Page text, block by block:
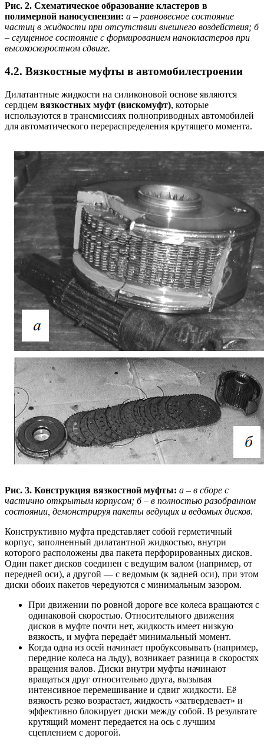
Рис. 2. Схематическое образование кластеров в
полимерной наносуспензии: а – равновесное состояние
частиц в жидкости при отсутствии внешнего воздействия; б
– сгущенное состояние с формированием нанокластеров при
высокоскоростном сдвиге.
4.2. Вязкостные муфты в автомобилестроении
Дилатантные жидкости на силиконовой основе являются
сердцем вязкостных муфт (вискомуфт), которые
используются в трансмиссиях полноприводных автомобилей
для автоматического перераспределения крутящего момента.
Рис. 3. Конструкция вязкостной муфты: а – в сборе с
частично открытым корпусом; б – в полностью разобранном
состоянии, демонстрируя пакеты ведущих и ведомых дисков.
Конструктивно муфта представляет собой герметичный
корпус, заполненный дилатантной жидкостью, внутри
которого расположены два пакета перфорированных дисков.
Один пакет дисков соединен с ведущим валом (например, от
передней оси), а другой — с ведомым (к задней оси), при этом
диски обоих пакетов чередуются с минимальным зазором.
При движении по ровной дороге все колеса вращаются с
одинаковой скоростью. Относительного движения
дисков в муфте почти нет, жидкость имеет низкую
вязкость, и муфта передаёт минимальный момент.
Когда одна из осей начинает пробуксовывать (например,
передние колеса на льду), возникает разница в скоростях
вращения валов. Диски внутри муфты начинают
вращаться друг относительно друга, вызывая
интенсивное перемешивание и сдвиг жидкости. Её
вязкость резко возрастает, жидкость «затвердевает» и
эффективно блокирует диски между собой. В результате
крутящий момент передается на ось с лучшим
сцеплением с дорогой.